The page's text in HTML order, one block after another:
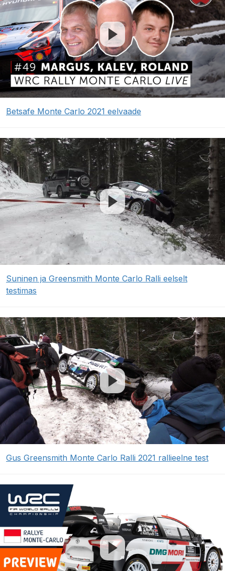
Betsafe Monte Carlo 2021 eelvaade
Suninen ja Greensmith Monte Carlo Ralli eelselt
testimas
Gus Greensmith Monte Carlo Ralli 2021 rallieelne test